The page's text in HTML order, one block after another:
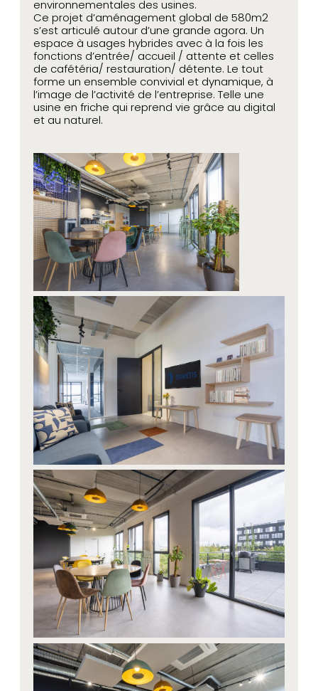
environnementales des usines.
Ce projet d’aménagement global de 580m2
s’est articulé autour d’une grande agora. Un
espace à usages hybrides avec à la fois les
fonctions d’entrée/ accueil / attente et celles
de cafétéria/ restauration/ détente. Le tout
forme un ensemble convivial et dynamique, à
l’image de l’activité de l’entreprise. Telle une
usine en friche qui reprend vie grâce au digital
et au naturel.